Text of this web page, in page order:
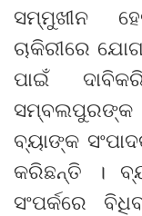
ସମ୍ମୁଖୀନ
ଚାକିରୀରେ
ପାଇଁ
ବ୍ୟାଙ୍କ
କରିଛନ୍ତି ।
ସଂପର୍କରେ